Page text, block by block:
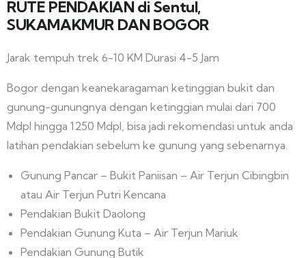
RUTE PENDAKIAN di Sentul,
SUKAMAKMUR DAN BOGOR
Jarak tempuh trek 6-10 KM Durasi 4-5 Jam
Bogor dengan keanekaragaman ketinggian bukit dan
gunung-gunungnya dengan ketinggian mulai dari 700
Mdpl hingga 1250 Mdpl, bisa jadi rekomendasi untuk anda
latihan pendakian sebelum ke gunung yang sebenarnya.
Gunung Pancar – Bukit Paniisan – Air Terjun Cibingbin
atau Air Terjun Putri Kencana
Pendakian Bukit Daolong
Pendakian Gunung Kuta – Air Terjun Mariuk
Pendakian Gunung Butik